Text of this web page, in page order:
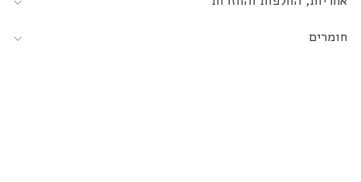
חומרים